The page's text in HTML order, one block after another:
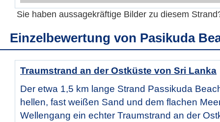
Sie haben aussagekräftige Bilder zu diesem
Einzelbewertung von Pasikuda
Traumstrand an der Ostküste von Sri Lanka
Der etwa 1,5 km lange Strand Passikuda
hellen, fast weißen Sand und dem flachen
Wellengang ein echter Traumstrand an der